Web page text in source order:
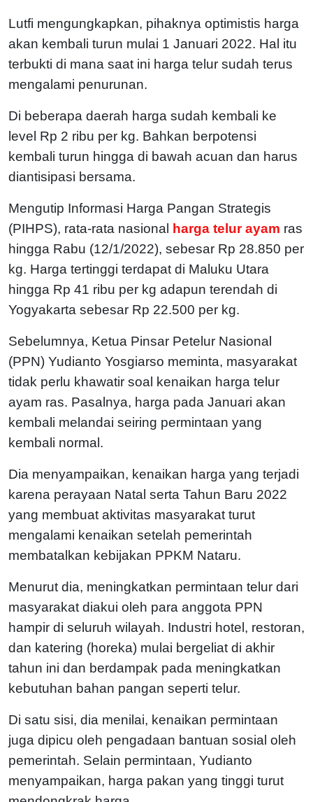
Lutfi mengungkapkan, pihaknya optimistis harga
akan kembali turun mulai 1 Januari 2022. Hal itu
terbukti di mana saat ini harga telur sudah terus
mengalami penurunan.
Di beberapa daerah harga sudah kembali ke
level Rp 2 ribu per kg. Bahkan berpotensi
kembali turun hingga di bawah acuan dan harus
diantisipasi bersama.
Mengutip Informasi Harga Pangan Strategis
(PIHPS), rata-rata nasional harga telur ayam ras
hingga Rabu (12/1/2022), sebesar Rp 28.850 per
kg. Harga tertinggi terdapat di Maluku Utara
hingga Rp 41 ribu per kg adapun terendah di
Yogyakarta sebesar Rp 22.500 per kg.
Sebelumnya, Ketua Pinsar Petelur Nasional
(PPN) Yudianto Yosgiarso meminta, masyarakat
tidak perlu khawatir soal kenaikan harga telur
ayam ras. Pasalnya, harga pada Januari akan
kembali melandai seiring permintaan yang
kembali normal.
Dia menyampaikan, kenaikan harga yang terjadi
karena perayaan Natal serta Tahun Baru 2022
yang membuat aktivitas masyarakat turut
mengalami kenaikan setelah pemerintah
membatalkan kebijakan PPKM Nataru.
Menurut dia, meningkatkan permintaan telur dari
masyarakat diakui oleh para anggota PPN
hampir di seluruh wilayah. Industri hotel, restoran,
dan katering (horeka) mulai bergeliat di akhir
tahun ini dan berdampak pada meningkatkan
kebutuhan bahan pangan seperti telur.
Di satu sisi, dia menilai, kenaikan permintaan
juga dipicu oleh pengadaan bantuan sosial oleh
pemerintah. Selain permintaan, Yudianto
menyampaikan, harga pakan yang tinggi turut